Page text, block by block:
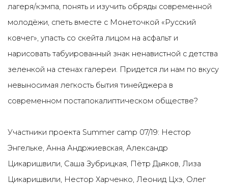
лагеря/кэмпа, понять и изучить обряды современной
молодёжи, спеть вместе с Монеточкой «Русский
ковчег», упасть со скейта лицом на асфальт и
нарисовать табуированный знак ненавистной с детства
зеленкой на стенах галереи. Придется ли нам по вкусу
невыносимая легкость бытия тинейджера в
современном постапокалиптическом обществе?
Участники проекта Summer camp 07/19: Нестор
Энгельке, Анна Андржиевская, Александр
Цикаришвили, Саша Зубрицкая, Пётр Дьяков, Лиза
Цикаришвили, Нестор Харченко, Леонид Цхэ, Олег